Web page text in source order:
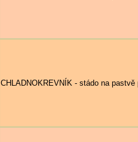
CHLADNOKREVNÍK - stádo na pastvě